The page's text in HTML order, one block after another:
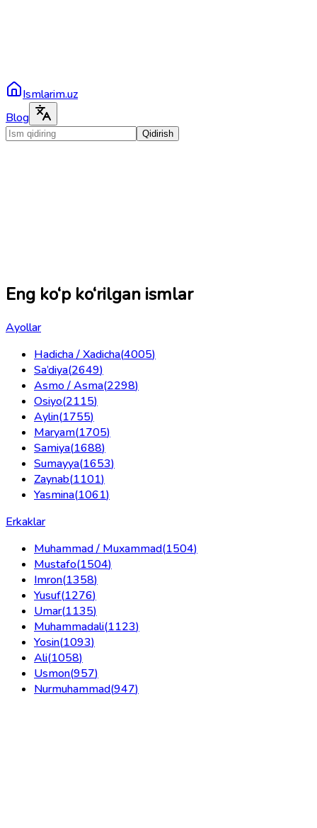
Ismlarim.uz
Blog
Qidirish
Eng ko‘p ko‘rilgan ismlar
Ayollar
Hadicha / Xadicha(4005)
Sa’diya(2649)
Asmo / Asma(2298)
Osiyo(2115)
Aylin(1755)
Maryam(1705)
Samiya(1688)
Sumayya(1653)
Zaynab(1101)
Yasmina(1061)
Erkaklar
Muhammad / Muxammad(1504)
Mustafo(1504)
Imron(1358)
Yusuf(1276)
Umar(1135)
Muhammadali(1123)
Yosin(1093)
Ali(1058)
Usmon(957)
Nurmuhammad(947)